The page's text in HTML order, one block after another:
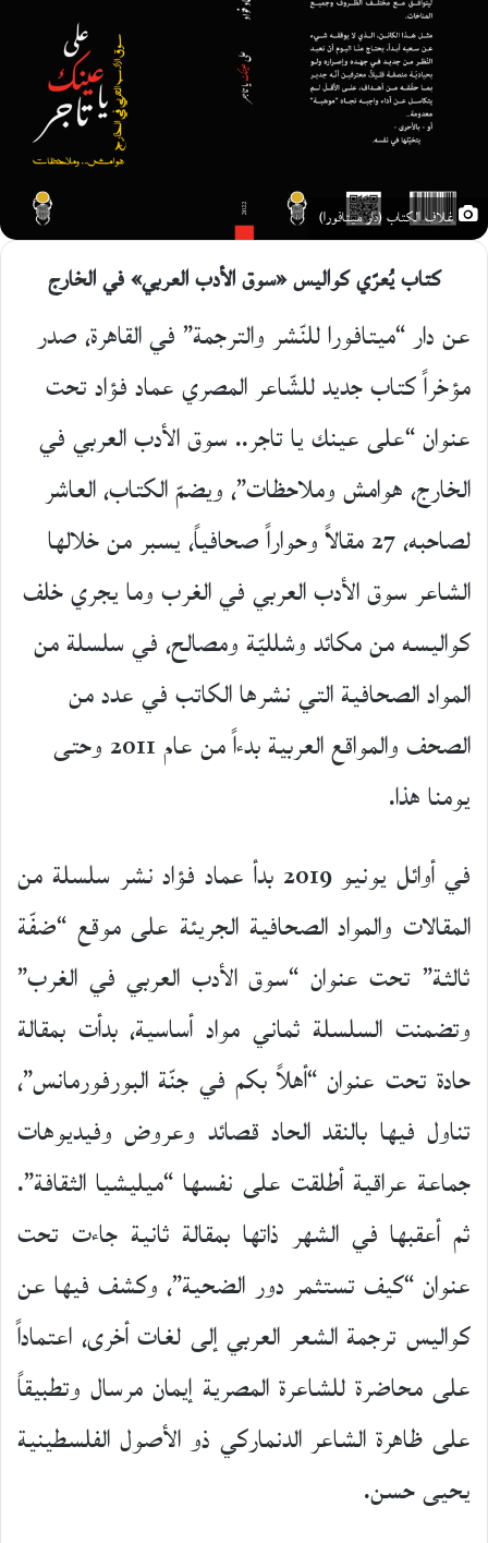
غلاف الكتاب (دار ميتافورا)
كتاب يُعرّي كواليس «سوق الأدب العربي» في الخارج
عن دار “ميتافورا للنّشر والترجمة” في القاهرة، صدر
مؤخراً كتاب جديد للشّاعر المصري عماد فؤاد تحت
عنوان “على عينك يا تاجر.. سوق الأدب العربي في
الخارج، هوامش وملاحظات”، ويضمّ الكتاب، العاشر
لصاحبه، 27 مقالاً وحواراً صحافياً، يسبر من خلالها
الشاعر سوق الأدب العربي في الغرب وما يجري خلف
كواليسه من مكائد وشلليّة ومصالح، في سلسلة من
المواد الصحافية التي نشرها الكاتب في عدد من
الصحف والمواقع العربية بدءاً من عام 2011 وحتى
يومنا هذا.
في أوائل يونيو 2019 بدأ عماد فؤاد نشر سلسلة من
المقالات والمواد الصحافية الجريئة على موقع “ضفّة
ثالثة” تحت عنوان “سوق الأدب العربي في الغرب”
وتضمنت السلسلة ثماني مواد أساسية، بدأت بمقالة
حادة تحت عنوان “أهلاً بكم في جنّة البورفورمانس”،
تناول فيها بالنقد الحاد قصائد وعروض وفيديوهات
جماعة عراقية أطلقت على نفسها “ميليشيا الثقافة”.
ثم أعقبها في الشهر ذاتها بمقالة ثانية جاءت تحت
عنوان “كيف تستثمر دور الضحية”، وكشف فيها عن
كواليس ترجمة الشعر العربي إلى لغات أخرى، اعتماداً
على محاضرة للشاعرة المصرية إيمان مرسال وتطبيقاً
على ظاهرة الشاعر الدنماركي ذو الأصول الفلسطينية
يحيى حسن.